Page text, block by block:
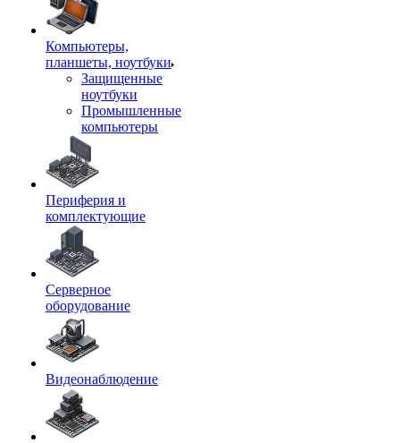
Компьютеры,
планшеты, ноутбуки
Защищенные
ноутбуки
Промышленные
компьютеры
Периферия и
комплектующие
Серверное
оборудование
Видеонаблюдение